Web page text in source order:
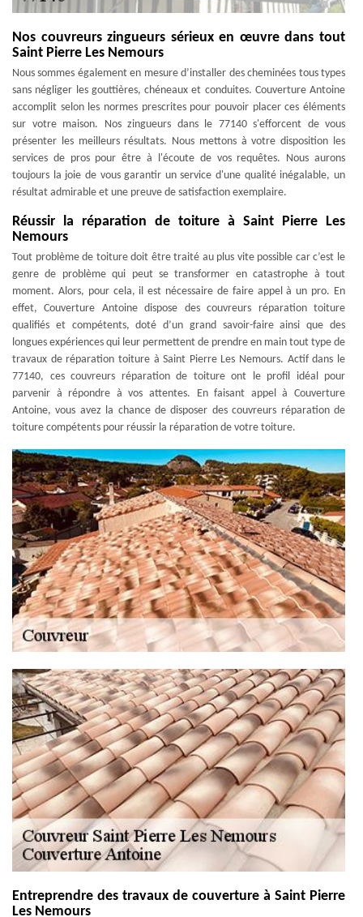
Nos couvreurs zingueurs sérieux en œuvre dans tout
Saint Pierre Les Nemours
Nous sommes également en mesure d’installer des cheminées tous types
sans négliger les gouttières, chéneaux et conduites. Couverture Antoine
accomplit selon les normes prescrites pour pouvoir placer ces éléments
sur votre maison. Nos zingueurs dans le 77140 s'efforcent de vous
présenter les meilleurs résultats. Nous mettons à votre disposition les
services de pros pour être à l'écoute de vos requêtes. Nous aurons
toujours la joie de vous garantir un service d'une qualité inégalable, un
résultat admirable et une preuve de satisfaction exemplaire.
Réussir la réparation de toiture à Saint Pierre Les
Nemours
Tout problème de toiture doit être traité au plus vite possible car c’est le
genre de problème qui peut se transformer en catastrophe à tout
moment. Alors, pour cela, il est nécessaire de faire appel à un pro. En
effet, Couverture Antoine dispose des couvreurs réparation toiture
qualifiés et compétents, doté d’un grand savoir-faire ainsi que des
longues expériences qui leur permettent de prendre en main tout type de
travaux de réparation toiture à Saint Pierre Les Nemours. Actif dans le
77140, ces couvreurs réparation de toiture ont le profil idéal pour
parvenir à répondre à vos attentes. En faisant appel à Couverture
Antoine, vous avez la chance de disposer des couvreurs réparation de
toiture compétents pour réussir la réparation de votre toiture.
Entreprendre des travaux de couverture à Saint Pierre
Les Nemours